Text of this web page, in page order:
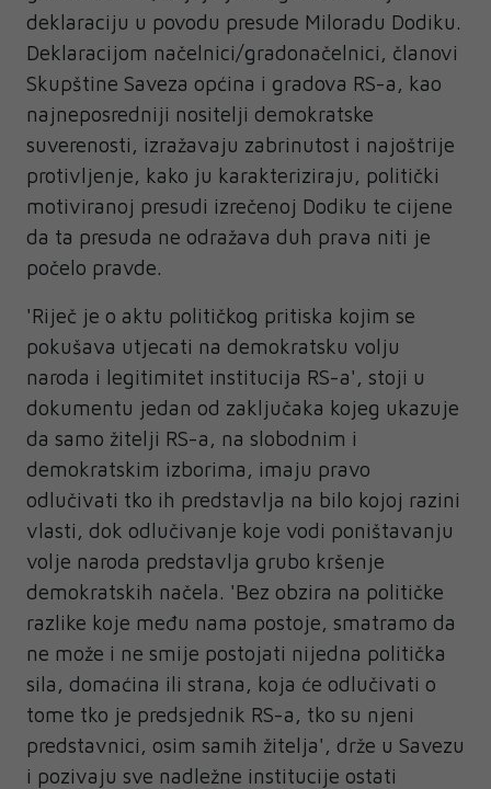
deklaraciju u povodu presude Miloradu Dodiku.
Deklaracijom načelnici/gradonačelnici, članovi
Skupštine Saveza općina i gradova RS-a, kao
najneposredniji nositelji demokratske
suverenosti, izražavaju zabrinutost i najoštrije
protivljenje, kako ju karakteriziraju, politički
motiviranoj presudi izrečenoj Dodiku te cijene
da ta presuda ne odražava duh prava niti je
počelo pravde.
'Riječ je o aktu političkog pritiska kojim se
pokušava utjecati na demokratsku volju
naroda i legitimitet institucija RS-a', stoji u
dokumentu jedan od zaključaka kojeg ukazuje
da samo žitelji RS-a, na slobodnim i
demokratskim izborima, imaju pravo
odlučivati tko ih predstavlja na bilo kojoj razini
vlasti, dok odlučivanje koje vodi poništavanju
volje naroda predstavlja grubo kršenje
demokratskih načela. 'Bez obzira na političke
razlike koje među nama postoje, smatramo da
ne može i ne smije postojati nijedna politička
sila, domaćina ili strana, koja će odlučivati o
tome tko je predsjednik RS-a, tko su njeni
predstavnici, osim samih žitelja', drže u Savezu
i pozivaju sve nadležne institucije ostati